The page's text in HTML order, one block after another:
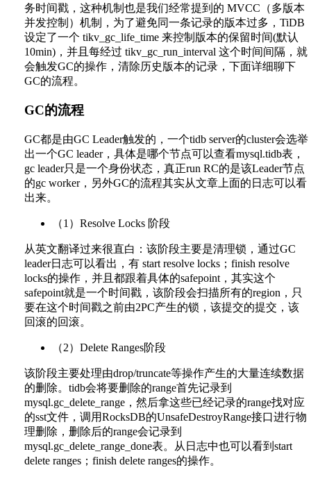
务时间戳，这种机制也是我们经常提到的 MVCC（多版本
并发控制）机制，为了避免同一条记录的版本过多，TiDB
设定了一个 tikv_gc_life_time 来控制版本的保留时间(默认
10min)，并且每经过 tikv_gc_run_interval 这个时间间隔，就
会触发GC的操作，清除历史版本的记录，下面详细聊下
GC的流程。
GC的流程
GC都是由GC Leader触发的，一个tidb server的cluster会选举
出一个GC leader，具体是哪个节点可以查看mysql.tidb表，
gc leader只是一个身份状态，真正run RC的是该Leader节点
的gc worker，另外GC的流程其实从文章上面的日志可以看
出来。
（1）Resolve Locks 阶段
从英文翻译过来很直白：该阶段主要是清理锁，通过GC
leader日志可以看出，有 start resolve locks；finish resolve
locks的操作，并且都跟着具体的safepoint，其实这个
safepoint就是一个时间戳，该阶段会扫描所有的region，只
要在这个时间戳之前由2PC产生的锁，该提交的提交，该
回滚的回滚。
（2）Delete Ranges阶段
该阶段主要处理由drop/truncate等操作产生的大量连续数据
的删除。tidb会将要删除的range首先记录到
mysql.gc_delete_range，然后拿这些已经记录的range找对应
的sst文件，调用RocksDB的UnsafeDestroyRange接口进行物
理删除，删除后的range会记录到
mysql.gc_delete_range_done表。从日志中也可以看到start
delete ranges；finish delete ranges的操作。